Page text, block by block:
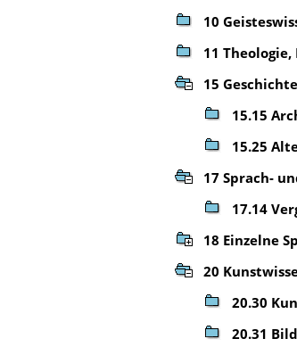
10
11
15 Geschichte
15.15
15.25
17 Sprach-
17.14
18 Einzelne
20
20.30
20.31